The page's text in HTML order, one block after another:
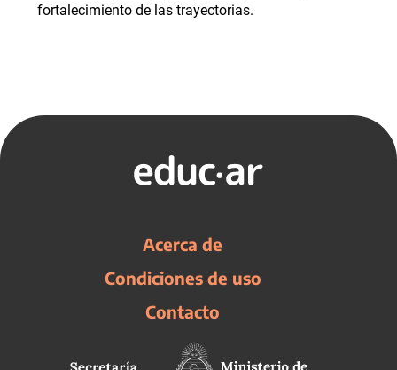
fortalecimiento de las trayectorias.
Acerca de
Condiciones de uso
Contacto